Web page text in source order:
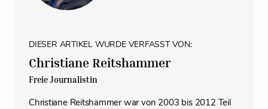
DIESER ARTIKEL WURDE VERFASST VON:
Christiane Reitshammer
Freie Journalistin
Christiane Reitshammer war von 2003 bis 2012 Teil